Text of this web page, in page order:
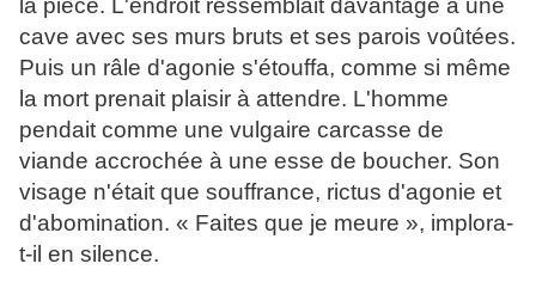
la pièce. L'endroit ressemblait davantage à une
cave avec ses murs bruts et ses parois voûtées.
Puis un râle d'agonie s'étouffa, comme si même
la mort prenait plaisir à attendre. L'homme
pendait comme une vulgaire carcasse de
viande accrochée à une esse de boucher. Son
visage n'était que souffrance, rictus d'agonie et
d'abomination. « Faites que je meure », implora-
t-il en silence.